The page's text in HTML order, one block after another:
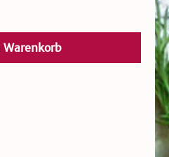
benutze die Schaltflächen um die